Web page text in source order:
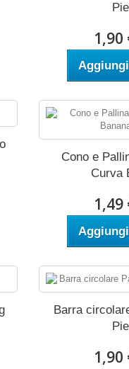
1,90
Cono e
Curva
1,49
Barra
1,90